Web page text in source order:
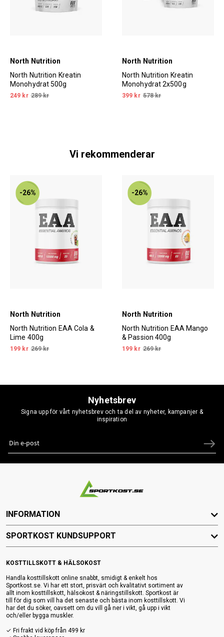
North Nutrition
North Nutrition Kreatin
Monohydrat 500g
249 kr 289 kr
North Nutrition
North Nutrition Kreatin
Monohydrat 2x500g
399 kr 578 kr
Vi rekommenderar
-26%
North Nutrition
North Nutrition EAA Cola &
Lime 400g
199 kr 269 kr
-26%
North Nutrition
North Nutrition EAA Mango
& Passion 400g
199 kr 269 kr
Nyhetsbrev
Signa upp för vårt nyhetsbrev och ta del av nyheter, kampanjer &
inspiration
KOSTTILLSKOTT & HÄLSOKOST
Handla kosttillskott online snabbt, smidigt & enkelt hos
Sportkost.se. Vi har ett stort, prisvärt och kvalitativt sortiment av
allt inom kosttillskott, hälsokost & näringstillskott. Sportkost är
till för dig som vill ha det senaste och bästa inom kosttillskott. Vi
har det du söker, oavsett om du vill gå ner i vikt, gå upp i vikt
och/eller bygga muskler.
✓ Fri frakt vid köp från 499 kr
INFORMATION
SPORTKOST KUNDSUPPORT